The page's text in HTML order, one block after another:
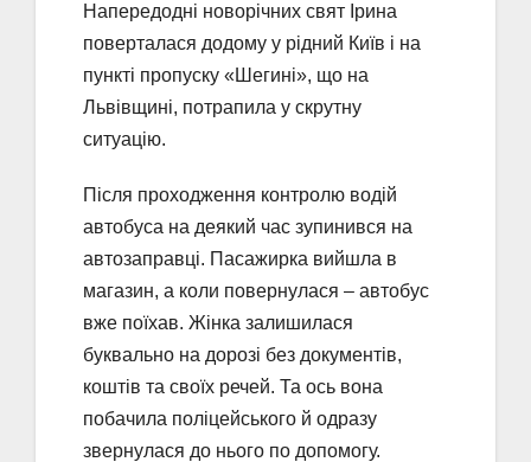
Напередодні новорічних свят Ірина
поверталася додому у рідний Київ і на
пункті пропуску «Шегині», що на
Львівщині, потрапила у скрутну
ситуацію.
Після проходження контролю водій
автобуса на деякий час зупинився на
автозаправці. Пасажирка вийшла в
магазин, а коли повернулася – автобус
вже поїхав. Жінка залишилася
буквально на дорозі без документів,
коштів та своїх речей. Та ось вона
побачила поліцейського й одразу
звернулася до нього по допомогу.